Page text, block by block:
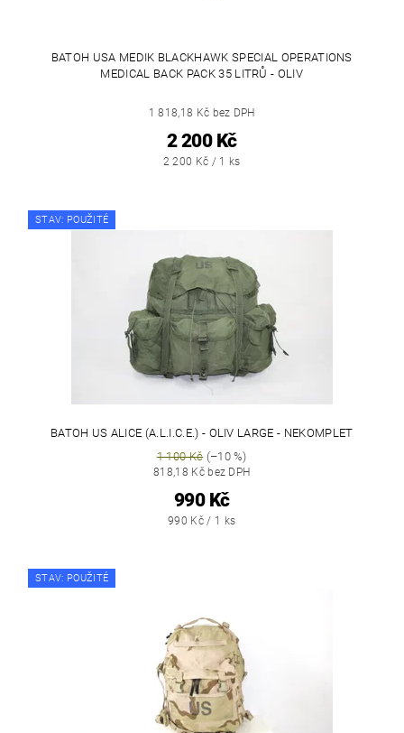
BATOH USA MEDIK BLACKHAWK SPECIAL OPERATIONS
MEDICAL BACK PACK 35 LITRŮ - OLIV
1 818,18 Kč bez DPH
2 200 Kč
2 200 Kč / 1 ks
STAV: POUŽITÉ
BATOH US ALICE (A.L.I.C.E.) - OLIV LARGE - NEKOMPLET
1 100 Kč(–10 %)
818,18 Kč bez DPH
990 Kč
990 Kč / 1 ks
STAV: POUŽITÉ